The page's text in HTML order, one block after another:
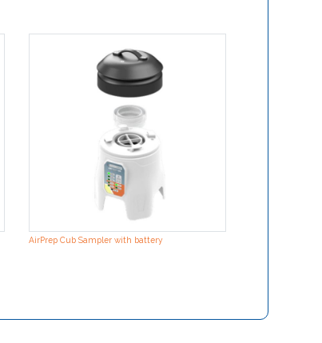
AirPrep Cub Sampler with battery